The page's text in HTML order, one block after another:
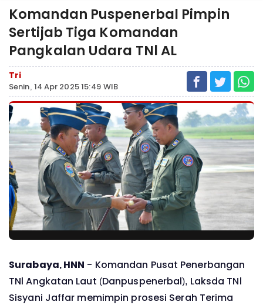
Komandan Puspenerbal Pimpin
Sertijab Tiga Komandan
Pangkalan Udara TNl AL
Tri
Senin, 14 Apr 2025 15:49 WIB
Surabaya, HNN - Komandan Pusat Penerbangan
TNl Angkatan Laut (Danpuspenerbal), Laksda TNl
Sisyani Jaffar memimpin prosesi Serah Terima